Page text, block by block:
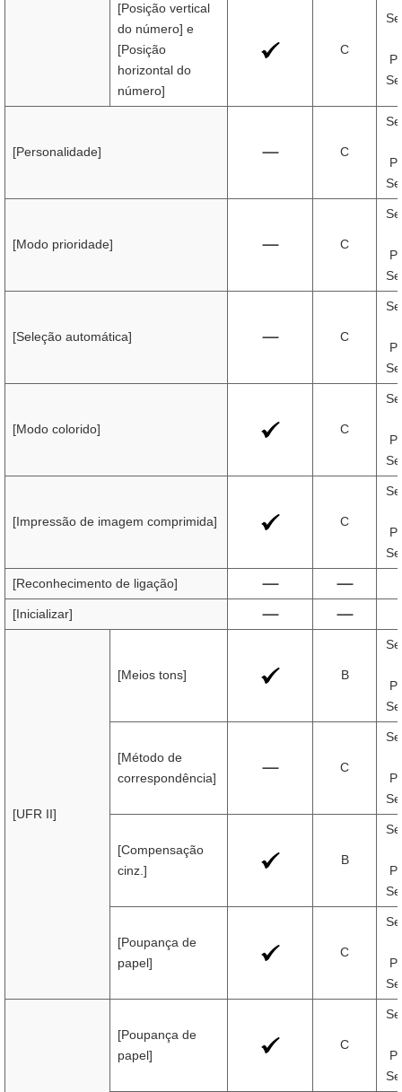
[Posição vertical
do número] e
[Posição
horizontal do
número]
C
[Personalidade] C
[Modo prioridade] C
[Seleção automática] C
[Modo colorido] C
[Impressão de imagem comprimida] C
[Reconhecimento de ligação]
[Inicializar]
[UFR II]
[Meios tons] B
[Método de
correspondência]
C
[Compensação
cinz.]
B
[Poupança de
papel]
C
[Poupança de
papel]
C